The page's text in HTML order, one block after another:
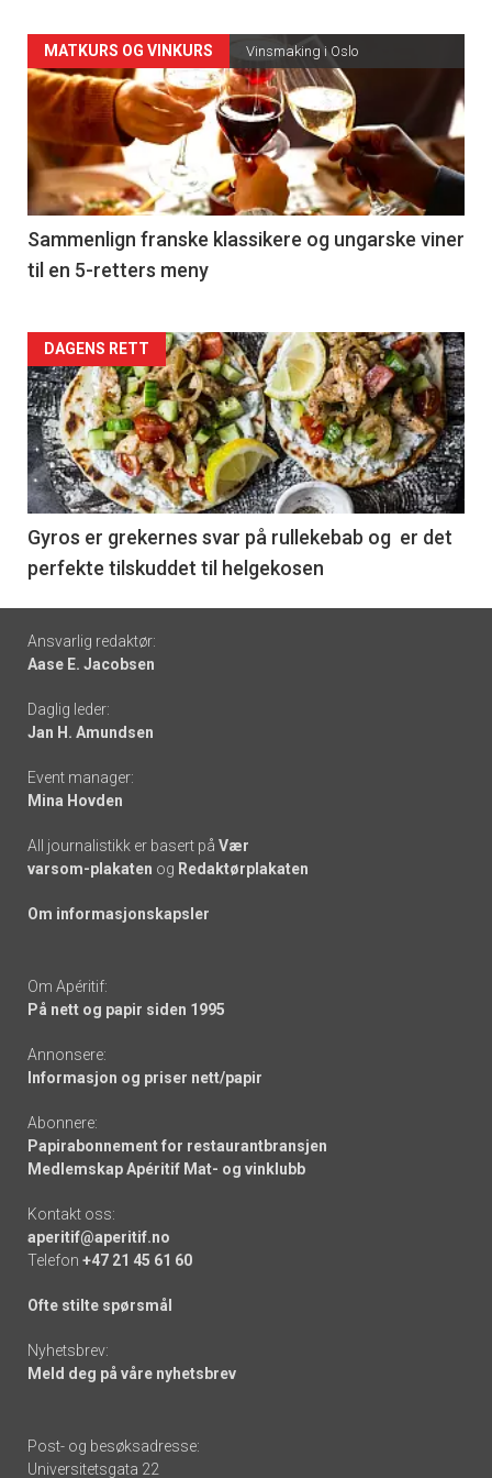
Forsiden
akkurat
nå
-
5
MATKURS OG VINKURS Vinsmaking i Oslo
Sammenlign franske klassikere og ungarske viner
til en 5-retters meny
Forsiden
akkurat
nå
-
6
DAGENS RETT
Gyros er grekernes svar på rullekebab og er det
perfekte tilskuddet til helgekosen
Footer
-
links
Ansvarlig redaktør:
Aase E. Jacobsen
Daglig leder:
Jan H. Amundsen
Event manager:
Mina Hovden
All journalistikk er basert på Vær
varsom-plakaten og Redaktørplakaten
Om informasjonskapsler
Om Apéritif:
På nett og papir siden 1995
Annonsere:
Informasjon og priser nett/papir
Abonnere:
Papirabonnement for restaurantbransjen
Medlemskap Apéritif Mat- og vinklubb
Kontakt oss:
aperitif@aperitif.no
Telefon +47 21 45 61 60
Ofte stilte spørsmål
Nyhetsbrev:
Meld deg på våre nyhetsbrev
Post- og besøksadresse:
Universitetsgata 22